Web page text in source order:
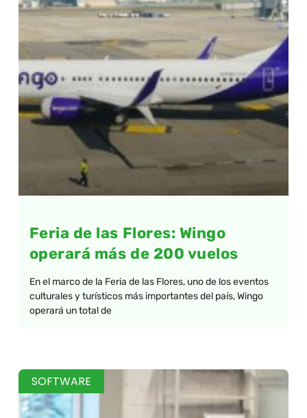
Feria de las Flores: Wingo
operará más de 200 vuelos
En el marco de la Feria de las Flores, uno de los eventos
culturales y turísticos más importantes del país, Wingo
operará un total de
SOFTWARE